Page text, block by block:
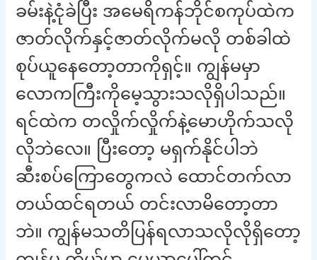
ခမ်းနဲ့ငုံခဲပြီး အမေရိကန်ဘိုင်စကုပ်ထဲက
ဇာတ်လိုက်နှင့်ဇာတ်လိုက်မလို တစ်ခါထဲ
စုပ်ယူနေတော့တာကိုရှင့်။ ကျွန်မမှာ
လောကကြီးကိုမေ့သွားသလိုရှိပါသည်။
ရင်ထဲက တလှိုက်လှိုက်နဲ့မောဟိုက်သလို
လိုဘဲလေ။ ပြီးတော့ မရှက်နိုင်ပါဘဲ
ဆီးစပ်ကြောတွေကလဲ ထောင်တက်လာ
တယ်ထင်ရတယ် တင်းလာမိတော့တာ
ဘဲ။ ကျွန်မသတိပြန်ရလာသလိုလိုရှိတော့